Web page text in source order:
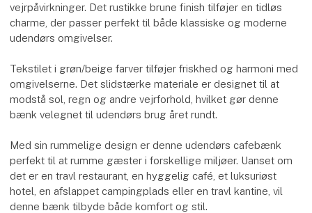
vejrpåvirkninger. Det rustikke brune finish tilføjer en tidløs
charme, der passer perfekt til både klassiske og moderne
udendørs omgivelser.
Tekstilet i grøn/beige farver tilføjer friskhed og harmoni med
omgivelserne. Det slidstærke materiale er designet til at
modstå sol, regn og andre vejrforhold, hvilket gør denne
bænk velegnet til udendørs brug året rundt.
Med sin rummelige design er denne udendørs cafebænk
perfekt til at rumme gæster i forskellige miljøer. Uanset om
det er en travl restaurant, en hyggelig café, et luksuriøst
hotel, en afslappet campingplads eller en travl kantine, vil
denne bænk tilbyde både komfort og stil.